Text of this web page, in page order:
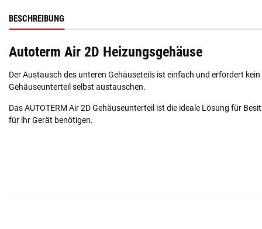
BESCHREIBUNG
Autoterm Air 2D Heizungsgehäuse
Der Austausch des unteren Gehäuseteils ist einfach und erfordert
Gehäuseunterteil selbst austauschen.
Das AUTOTERM Air 2D Gehäuseunterteil ist die ideale Lösung für
für ihr Gerät benötigen.